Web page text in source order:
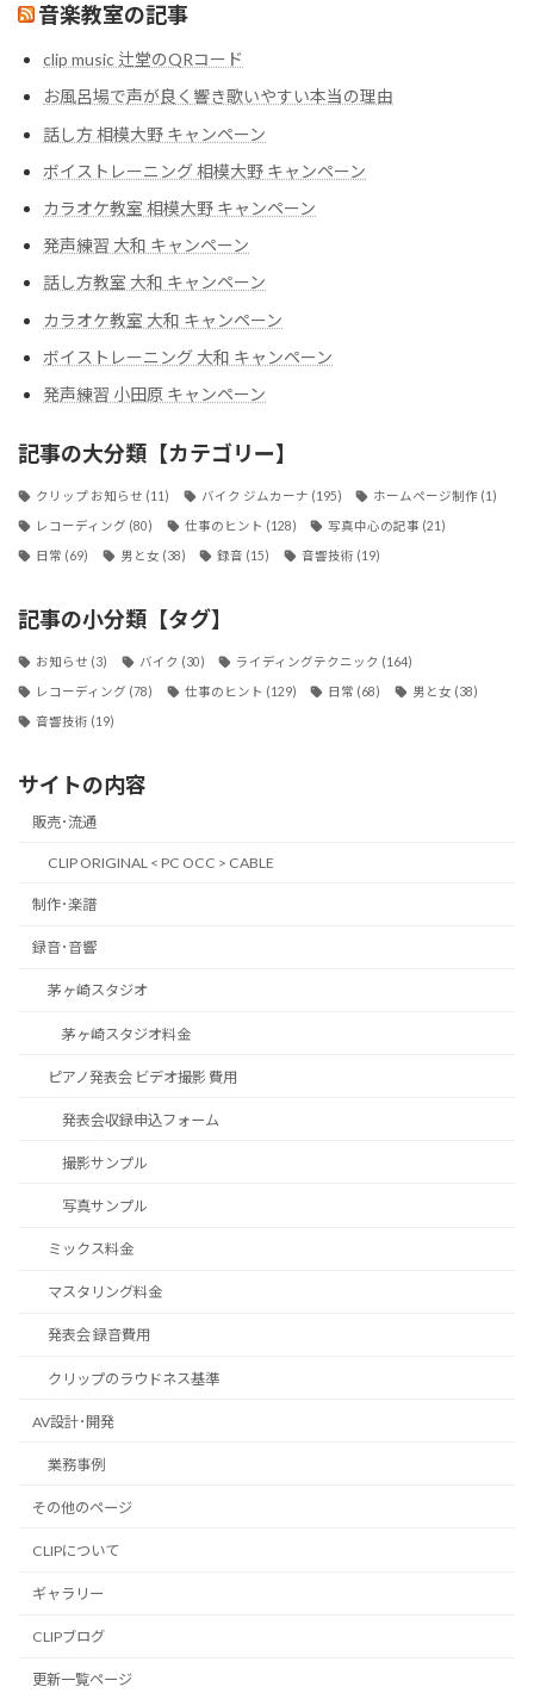
音楽教室の記事
clip music 辻堂のQRコード
お風呂場で声が良く響き歌いやすい本当の理由
話し方 相模大野 キャンペーン
ボイストレーニング 相模大野 キャンペーン
カラオケ教室 相模大野 キャンペーン
発声練習 大和 キャンペーン
話し方教室 大和 キャンペーン
カラオケ教室 大和 キャンペーン
ボイストレーニング 大和 キャンペーン
発声練習 小田原 キャンペーン
記事の大分類【カテゴリー】
クリップ お知らせ (11) バイク ジムカーナ (195) ホームページ制作 (1)
レコーディング (80) 仕事のヒント (128) 写真中心の記事 (21)
日常 (69) 男と女 (38) 録音 (15) 音響技術 (19)
記事の小分類【タグ】
お知らせ (3) バイク (30) ライディングテクニック (164)
レコーディング (78) 仕事のヒント (129) 日常 (68) 男と女 (38)
音響技術 (19)
サイトの内容
販売･流通
CLIP ORIGINAL < PC OCC > CABLE
制作･楽譜
録音･音響
茅ヶ崎スタジオ
茅ヶ崎スタジオ料金
ピアノ発表会 ビデオ撮影 費用
発表会収録申込フォーム
撮影サンプル
写真サンプル
ミックス料金
マスタリング料金
発表会 録音費用
クリップのラウドネス基準
AV設計･開発
業務事例
その他のページ
CLIPについて
ギャラリー
CLIPブログ
更新一覧ページ